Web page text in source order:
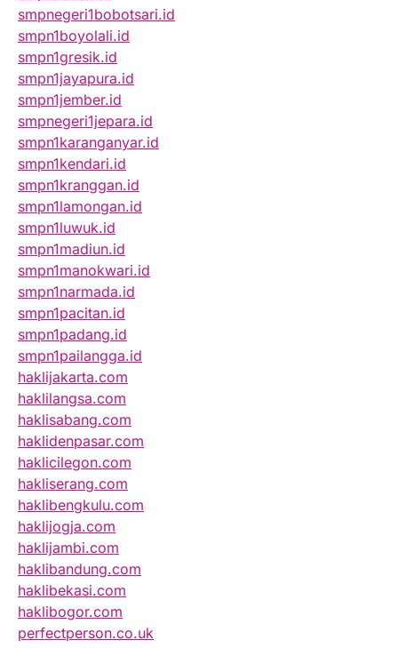
smpnegeri1bobotsari.id
smpn1boyolali.id
smpn1gresik.id
smpn1jayapura.id
smpn1jember.id
smpnegeri1jepara.id
smpn1karanganyar.id
smpn1kendari.id
smpn1kranggan.id
smpn1lamongan.id
smpn1luwuk.id
smpn1madiun.id
smpn1manokwari.id
smpn1narmada.id
smpn1pacitan.id
smpn1padang.id
smpn1pailangga.id
haklijakarta.com
haklilangsa.com
haklisabang.com
haklidenpasar.com
haklicilegon.com
hakliserang.com
haklibengkulu.com
haklijogja.com
haklijambi.com
haklibandung.com
haklibekasi.com
haklibogor.com
perfectperson.co.uk